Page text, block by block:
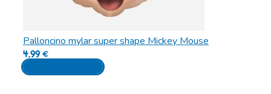
Palloncino mylar super shape Mickey Mouse
4,99€
Aggiungi al carrello